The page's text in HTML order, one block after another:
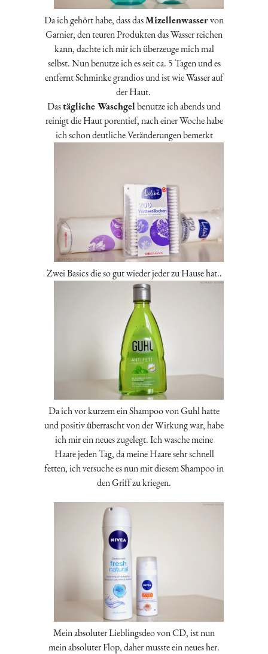
Da ich gehört habe, dass dasMizellenwasservon
Garnier, den teuren Produkten das Wasser reichen
kann, dachte ich mir ich überzeuge mich mal
selbst. Nun benutze ich es seit ca. 5 Tagen und es
entfernt Schminke grandios und ist wie Wasser auf
der Haut.
Dastägliche Waschgelbenutze ich abends und
reinigt die Haut porentief, nach einer Woche habe
ich schon deutliche Veränderungen bemerkt
Zwei Basics die so gut wieder jeder zu Hause hat..
Da ich vor kurzem ein Shampoo von Guhl hatte
und positiv überrascht von der Wirkung war, habe
ich mir ein neues zugelegt. Ich wasche meine
Haare jeden Tag, da meine Haare sehr schnell
fetten, ich versuche es nun mit diesem Shampoo in
den Griff zu kriegen.
Mein absoluter Lieblingsdeo von CD, ist nun
mein absoluter Flop, daher musste ein neues her.